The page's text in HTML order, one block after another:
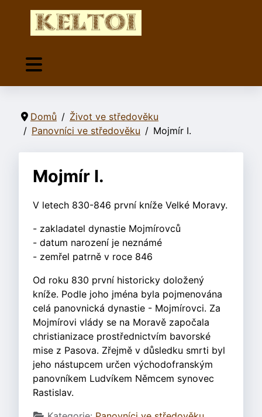
Domů
Život ve středověku
Panovníci ve středověku
Mojmír I.
Mojmír I.
V letech 830-846 první kníže Velké Moravy.
- zakladatel dynastie Mojmírovců
- datum narození je neznámé
- zemřel patrně v roce 846
Od roku 830 první historicky doložený
kníže. Podle joho jména byla pojmenována
celá panovnická dynastie - Mojmírovci. Za
Mojmírovi vlády se na Moravě započala
christianizace prostřednictvím bavorské
mise z Pasova. Zřejmě v důsledku smrti byl
jeho nástupcem určen východofranským
panovníkem Ludvíkem Němcem synovec
Rastislav.